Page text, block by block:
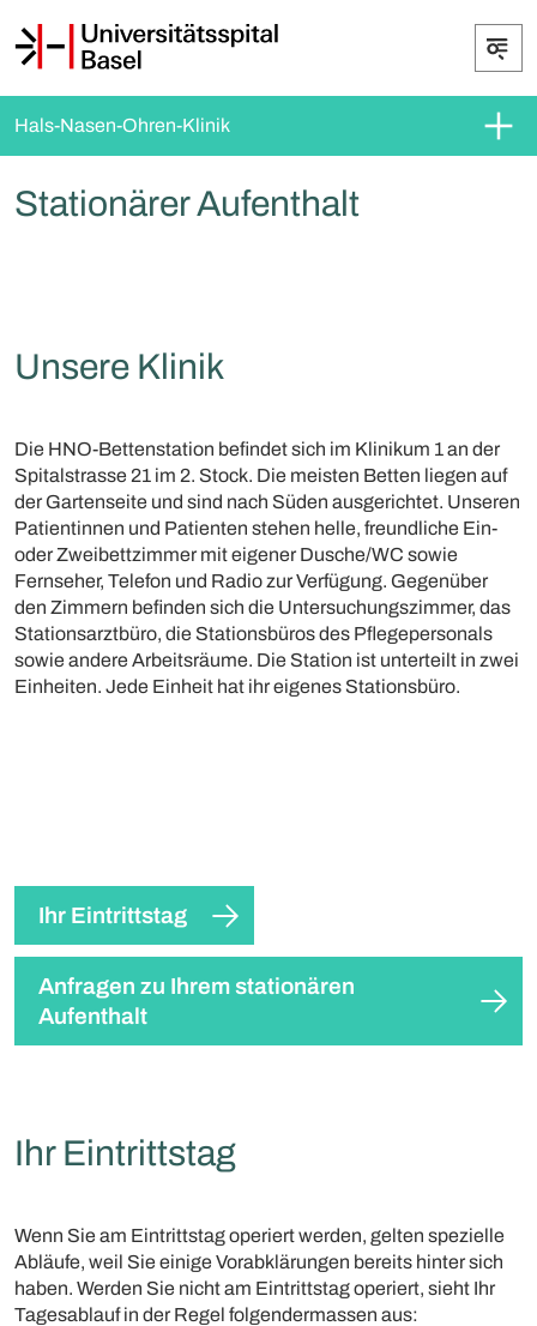
Hals-Nasen-Ohren-Klinik
Stationärer Aufenthalt
Unsere Klinik
Die HNO-Bettenstation befindet sich im Klinikum 1 an der
Spitalstrasse 21 im 2. Stock. Die meisten Betten liegen auf
der Gartenseite und sind nach Süden ausgerichtet. Unseren
Patientinnen und Patienten stehen helle, freundliche Ein-
oder Zweibettzimmer mit eigener Dusche/WC sowie
Fernseher, Telefon und Radio zur Verfügung. Gegenüber
den Zimmern befinden sich die Untersuchungszimmer, das
Stationsarztbüro, die Stationsbüros des Pflegepersonals
sowie andere Arbeitsräume. Die Station ist unterteilt in zwei
Einheiten. Jede Einheit hat ihr eigenes Stationsbüro.
Ihr Eintrittstag
Anfragen zu Ihrem stationären
Aufenthalt
Ihr Eintrittstag
Wenn Sie am Eintrittstag operiert werden, gelten spezielle
Abläufe, weil Sie einige Vorabklärungen bereits hinter sich
haben. Werden Sie nicht am Eintrittstag operiert, sieht Ihr
Tagesablauf in der Regel folgendermassen aus: